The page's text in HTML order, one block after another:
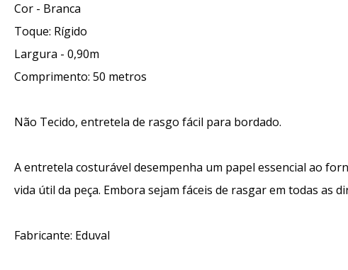
Cor - Branca
Toque: Rígido
Largura - 0,90m
Comprimento: 50 metros
Não Tecido, entretela de rasgo fácil para bordado.
A entretela costurável desempenha um papel essencial ao
vida útil da peça. Embora sejam fáceis de rasgar em todas as
Fabricante: Eduval